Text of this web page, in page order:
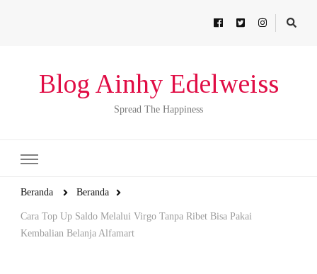
Blog Ainhy Edelweiss
Spread The Happiness
Beranda Beranda
Cara Top Up Saldo Melalui Virgo Tanpa Ribet Bisa Pakai
Kembalian Belanja Alfamart